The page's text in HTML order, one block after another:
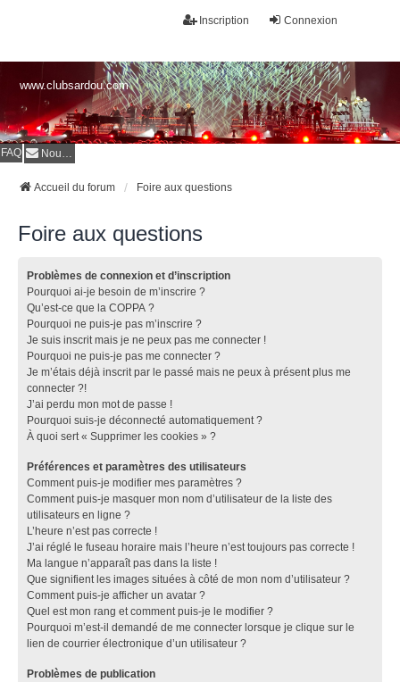
Connexion
Inscription
www.clubsardou.com
FAQ Nous contacter
Accueil du forum Foire aux questions
Foire aux questions
Problèmes de connexion et d’inscription
Pourquoi ai-je besoin de m’inscrire ?
Qu’est-ce que la COPPA ?
Pourquoi ne puis-je pas m’inscrire ?
Je suis inscrit mais je ne peux pas me connecter !
Pourquoi ne puis-je pas me connecter ?
Je m’étais déjà inscrit par le passé mais ne peux à présent plus me
connecter ?!
J’ai perdu mon mot de passe !
Pourquoi suis-je déconnecté automatiquement ?
À quoi sert « Supprimer les cookies » ?
Préférences et paramètres des utilisateurs
Comment puis-je modifier mes paramètres ?
Comment puis-je masquer mon nom d’utilisateur de la liste des
utilisateurs en ligne ?
L’heure n’est pas correcte !
J’ai réglé le fuseau horaire mais l’heure n’est toujours pas correcte !
Ma langue n’apparaît pas dans la liste !
Que signifient les images situées à côté de mon nom d’utilisateur ?
Comment puis-je afficher un avatar ?
Quel est mon rang et comment puis-je le modifier ?
Pourquoi m’est-il demandé de me connecter lorsque je clique sur le
lien de courrier électronique d’un utilisateur ?
Problèmes de publication